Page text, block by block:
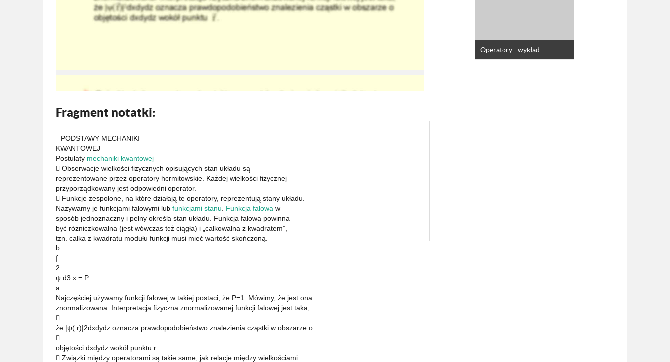
Fragment notatki:
PODSTAWY MECHANIKI
KWANTOWEJ
Postulaty mechaniki kwantowej
 Obserwacje wielkości fizycznych opisujących stan układu są
reprezentowane przez operatory hermitowskie. Każdej wielkości fizycznej
przyporządkowany jest odpowiedni operator.
 Funkcje zespolone, na które działają te operatory, reprezentują stany układu.
Nazywamy je funkcjami falowymi lub funkcjami stanu Funkcja falowa w
sposób jednoznaczny i pełny określa stan układu. Funkcja falowa powinna
być różniczkowalna (jest wówczas też ciągła) i „całkowalna z kwadratem”,
tzn. całka z kwadratu modułu funkcji musi mieć wartość skończoną.
b
∫
2
ψ d3 x = P
a
Najczęściej używamy funkcji falowej w takiej postaci, że P=1. Mówimy, że jest ona
znormalizowana. Interpretacja fizyczna znormalizowanej funkcji falowej jest taka,

że |ψ( r)|2dxdydz oznacza prawdopodobieństwo znalezienia cząstki w obszarze o

objętości dxdydz wokół punktu r .
 Związki między operatorami są takie same, jak relacje między wielkościami
Operatory - wykład